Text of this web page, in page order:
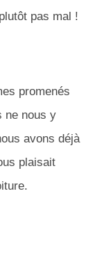
pas mal !
promenés
ne nous y
avons déjà
plaisait